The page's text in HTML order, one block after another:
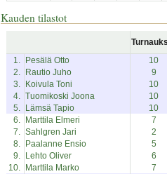
Kauden tilastot
1.
Pesälä Otto
10
2.
Rautio Juho
9
3.
Koivula Toni
10
4.
Tuomikoski Joona
10
5.
Lämsä Tapio
10
6.
Marttila Elmeri
7
7.
Sahlgren Jari
2
8.
Paalanne Ensio
5
9.
Lehto Oliver
6
10.
Marttila Marko
7